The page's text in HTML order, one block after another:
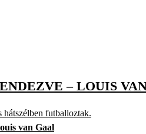
– LOUIS
hátszélben futballoztak.
van Gaal